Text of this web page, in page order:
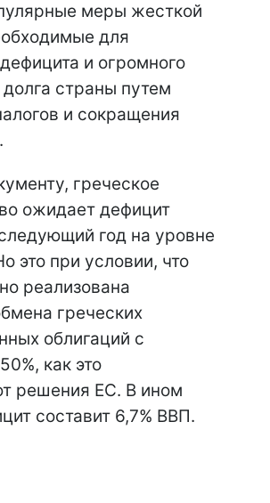
меры жесткой
для
и огромного
страны путем
и сокращения
греческое
ожидает дефицит
год на уровне
это при условии, что
реализована
греческих
облигаций с
как это
решения ЕС. В ином
составит 6,7% ВВП.